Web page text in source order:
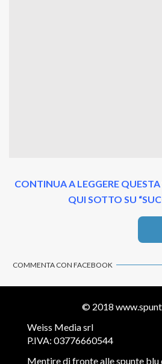
CONTINUA A LEGGERE
QUI SOTTO SU
COMMENTA CON FACEBOOK
© 2018
Weiss Media srl
P.IVA: 03776660544
Mentire di fronte alle spunte blu